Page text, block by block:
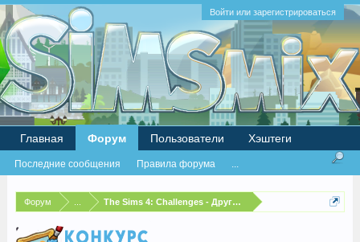
Войти или зарегистрироваться
Форум The Sims 4: Challenges - Другие испытания
Главная Форум
Последние сообщения Правила форума ...
Пользователи Хэштеги